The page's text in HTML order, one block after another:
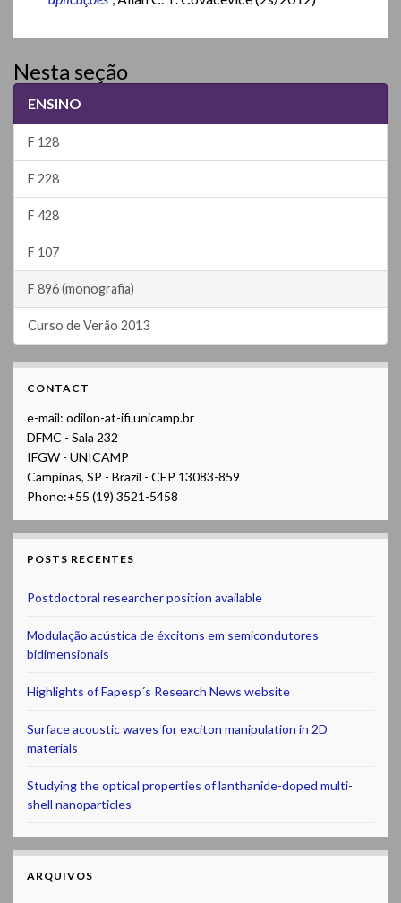
Nesta seção
ENSINO
F 128
F 228
F 428
F 107
F 896 (monografia)
Curso de Verão 2013
CONTACT
e-mail: odilon-at-ifi.unicamp.br
DFMC - Sala 232
IFGW - UNICAMP
Campinas, SP - Brazil - CEP 13083-859
Phone:+55 (19) 3521-5458
POSTS RECENTES
Postdoctoral researcher position available
Modulação acústica de éxcitons em semicondutores
bidimensionais
Highlights of Fapesp´s Research News website
Surface acoustic waves for exciton manipulation in 2D
materials
Studying the optical properties of lanthanide-doped multi-
shell nanoparticles
ARQUIVOS